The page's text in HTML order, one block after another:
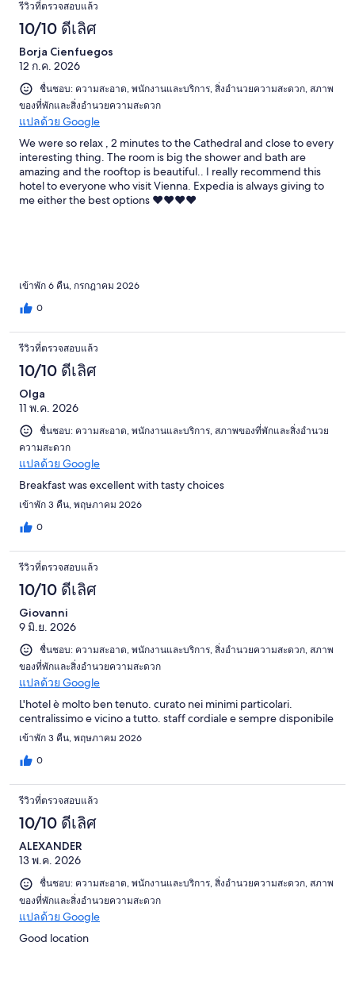
รีวิวที่ตรวจสอบแล้ว
10/10 ดีเลิศ
Borja Cienfuegos
12 ก.ค. 2026
ชื่นชอบ: ความสะอาด, พนักงานและบริการ, สิ่งอำนวยความสะดวก, สภาพ
ของที่พักและสิ่งอำนวยความสะดวก
แปลด้วย Google
We were so relax , 2 minutes to the Cathedral and close to every
interesting thing. The room is big the shower and bath are
amazing and the rooftop is beautiful.. I really recommend this
hotel to everyone who visit Vienna. Expedia is always giving to
me either the best options ❤️❤️❤️❤️
เข้าพัก 6 คืน, กรกฎาคม 2026
0
รีวิวที่ตรวจสอบแล้ว
10/10 ดีเลิศ
Olga
11 พ.ค. 2026
ชื่นชอบ: ความสะอาด, พนักงานและบริการ, สภาพของที่พักและสิ่งอำนวย
ความสะดวก
แปลด้วย Google
Breakfast was excellent with tasty choices
เข้าพัก 3 คืน, พฤษภาคม 2026
0
รีวิวที่ตรวจสอบแล้ว
10/10 ดีเลิศ
Giovanni
9 มิ.ย. 2026
ชื่นชอบ: ความสะอาด, พนักงานและบริการ, สิ่งอำนวยความสะดวก, สภาพ
ของที่พักและสิ่งอำนวยความสะดวก
แปลด้วย Google
L'hotel è molto ben tenuto. curato nei minimi particolari.
centralissimo e vicino a tutto. staff cordiale e sempre disponibile
เข้าพัก 3 คืน, พฤษภาคม 2026
0
รีวิวที่ตรวจสอบแล้ว
10/10 ดีเลิศ
ALEXANDER
13 พ.ค. 2026
ชื่นชอบ: ความสะอาด, พนักงานและบริการ, สิ่งอำนวยความสะดวก, สภาพ
ของที่พักและสิ่งอำนวยความสะดวก
แปลด้วย Google
Good location